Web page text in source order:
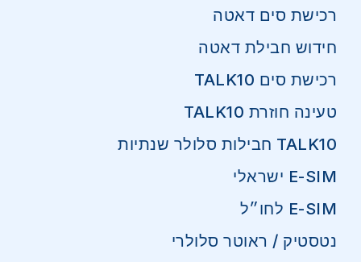
רכישת סים דאטה
חידוש חבילת דאטה
רכישת סים TALK10
טעינה חוזרת TALK10
TALK10 חבילות סלולר שנתיות
E-SIM ישראלי
E-SIM לחו״ל
נטסטיק / ראוטר סלולרי